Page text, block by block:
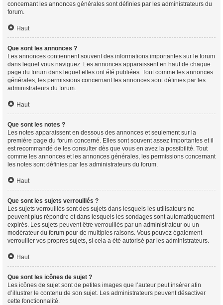
concernant les annonces générales sont définies par les administrateurs du
forum.
Haut
Que sont les annonces ?
Les annonces contiennent souvent des informations importantes sur le forum
dans lequel vous naviguez. Les annonces apparaissent en haut de chaque
page du forum dans lequel elles ont été publiées. Tout comme les annonces
générales, les permissions concernant les annonces sont définies par les
administrateurs du forum.
Haut
Que sont les notes ?
Les notes apparaissent en dessous des annonces et seulement sur la
première page du forum concerné. Elles sont souvent assez importantes et il
est recommandé de les consulter dès que vous en avez la possibilité. Tout
comme les annonces et les annonces générales, les permissions concernant
les notes sont définies par les administrateurs du forum.
Haut
Que sont les sujets verrouillés ?
Les sujets verrouillés sont des sujets dans lesquels les utilisateurs ne
peuvent plus répondre et dans lesquels les sondages sont automatiquement
expirés. Les sujets peuvent être verrouillés par un administrateur ou un
modérateur du forum pour de multiples raisons. Vous pouvez également
verrouiller vos propres sujets, si cela a été autorisé par les administrateurs.
Haut
Que sont les icônes de sujet ?
Les icônes de sujet sont de petites images que l’auteur peut insérer afin
d’illustrer le contenu de son sujet. Les administrateurs peuvent désactiver
cette fonctionnalité.